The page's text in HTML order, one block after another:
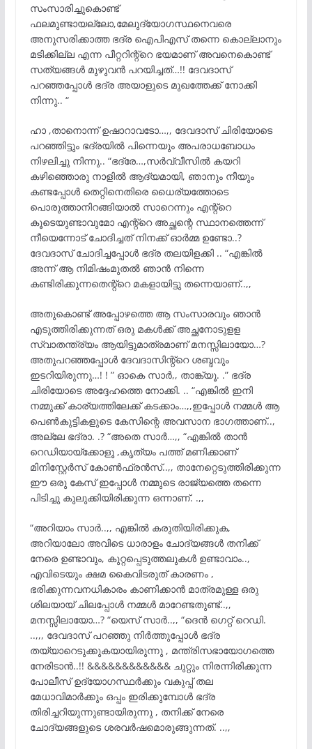
സംസാരിച്ചുകൊണ്ട്
ഫലമുണ്ടായല്ലോ,മേലുദ്യോഗസ്ഥനെവരെ
അനുസരിക്കാത്ത ഭദ്ര ഐപിഎസ് തന്നെ കൊല്ലാനും
മടിക്കില്ല എന്ന പീറ്ററിന്റ്റെ ഭയമാണ് അവനെകൊണ്ട്
സത്യങ്ങൾ മുഴുവൻ പറയിച്ചത്…!! ദേവദാസ്
പറഞ്ഞപ്പോൾ ഭദ്ര അയാളുടെ മുഖത്തേക്ക് നോക്കി
നിന്നു.. “
ഹാ ,താനൊന്ന് ഉഷാറാവടോ…,, ദേവദാസ് ചിരിയോടെ
പറഞ്ഞിട്ടും ഭദ്രയിൽ പിന്നെയും അപരാധബോധം
നിഴലിച്ചു നിന്നു.. “ഭദ്രേ…,സർവ്വീസിൽ കയറി
കഴിഞ്ഞൊരു നാളിൽ ആദ്യമായി, ഞാനും നീയും
കണ്ടപ്പോൾ തെറ്റിനെതിരെ ധൈര്യത്തോടെ
പൊരുത്താനിറങ്ങിയാൽ സാറെന്നും എന്റ്റെ
കൂടെയുണ്ടാവുമോ എന്റ്റെ അച്ഛന്റെ സ്ഥാനത്തെന്ന്
നീയെന്നോട് ചോദിച്ചത് നിനക്ക് ഓർമ്മ ഉണ്ടോ..?
ദേവദാസ് ചോദിച്ചപ്പോൾ ഭദ്ര തലയിളക്കി .. “എങ്കിൽ
അന്ന് ആ നിമിഷംമുതൽ ഞാൻ നിന്നെ
കണ്ടിരിക്കുന്നതെന്റ്റെ മകളായിട്ടു തന്നെയാണ്..,,
അതുകൊണ്ട് അപ്പോഴത്തെ ആ സംസാരവും ഞാൻ
എടുത്തിരിക്കുന്നത് ഒരു മകൾക്ക് അച്ഛനോടുളള
സ്വാതന്ത്ര്യം ആയിട്ടുമാത്രമാണ് മനസ്സിലായോ…?
അതുപറഞ്ഞപ്പോൾ ദേവദാസിന്റ്റെ ശബ്ദവും
ഇടറിയിരുന്നു…! ! ” ഓകെ സാർ,, താങ്ക്യൂ. .” ഭദ്ര
ചിരിയോടെ അദ്ദേഹത്തെ നോക്കി. .. “എങ്കിൽ ഇനി
നമ്മുക്ക് കാര്യത്തിലേക്ക് കടക്കാം…,,ഇപ്പോൾ നമ്മൾ ആ
പെൺകുട്ടികളുടെ കേസിന്റെ അവസാന ഭാഗത്താണ്..,
അല്ലേ ഭദ്രാ. .? “അതെ സാർ…,, “എങ്കിൽ താൻ
റെഡിയായ്ക്കോളൂ ,കൃത്യം പത്ത് മണിക്കാണ്
മിനിസ്റ്റേർസ് കോൺഫ്രൻസ്..,, താനേറ്റെടുത്തിരിക്കുന്ന
ഈ ഒരു കേസ് ഇപ്പോൾ നമ്മുടെ രാജ്യത്തെ തന്നെ
പിടിച്ചു കുലുക്കിയിരിക്കുന്ന ഒന്നാണ്. .,,
“അറിയാം സാർ..,, എങ്കിൽ കരുതിയിരിക്കുക,
അറിയാലോ അവിടെ ധാരാളം ചോദ്യങ്ങൾ തനിക്ക്
നേരെ ഉണ്ടാവും, കുറ്റപ്പെടുത്തലുകൾ ഉണ്ടാവാം..,
എവിടെയും ക്ഷമ കൈവിടരുത് കാരണം ,
ഭരിക്കുന്നവനധികാരം കാണിക്കാൻ മാത്രമുള്ള ഒരു
ശിലയായ് ചിലപ്പോൾ നമ്മൾ മാറേണ്ടതുണ്ട്..,,
മനസ്സിലായോ…? “യെസ് സാർ..,, “ദെൻ ഗെറ്റ് റെഡി.
..,,, ദേവദാസ് പറഞ്ഞു നിർത്തുപ്പോൾ ഭദ്ര
തയ്യാറെടുക്കുകയായിരുന്നു , മന്ത്രിസഭായോഗത്തെ
നേരിടാൻ..!! &&&&&&&&&&&& ചുറ്റും നിരന്നിരിക്കുന്ന
പോലീസ് ഉദ്യോഗസ്ഥർക്കും വകുപ്പ് തല
മേധാവിമാർക്കും ഒപ്പം ഇരിക്കുമ്പോൾ ഭദ്ര
തിരിച്ചറിയുന്നുണ്ടായിരുന്നു , തനിക്ക് നേരെ
ചോദ്യങ്ങളുടെ ശരവർഷമൊരുങ്ങുന്നത്. ..,,